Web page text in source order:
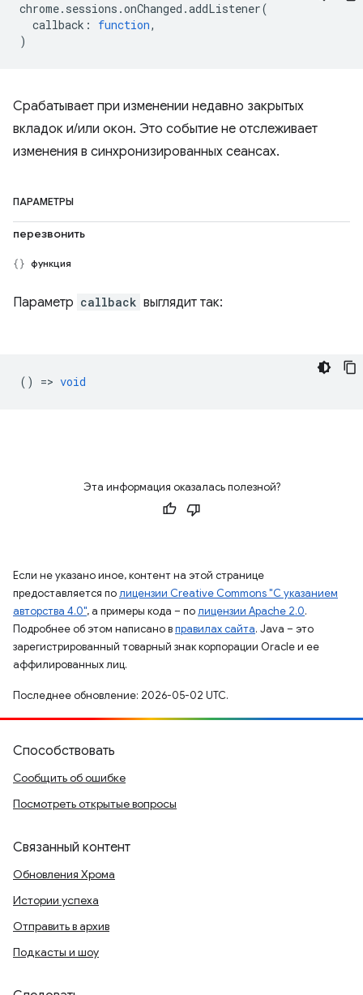
chrome. sessions .onChanged .addListener(
callback : function,
)
Срабатывает при изменении недавно закрытых
вкладок и/или окон. Это событие не отслеживает
изменения в синхронизированных сеансах.
ПАРАМЕТРЫ
перезвонить
функция
Параметр callback выглядит так:
() => void
Эта информация оказалась полезной?
Если не указано иное, контент на этой странице
предоставляется полицензии Creative Commons "С указанием
авторства 4.0", а примеры кода – полицензии Apache 2.0.
Подробнее об этом написано вправилах сайта. Java – это
зарегистрированный товарный знак корпорации Oracle и ее
аффилированных лиц.
Последнее обновление: 2026-05-02 UTC.
Способствовать
Сообщить об ошибке
Посмотреть открытые вопросы
Связанный контент
Обновления Хрома
Истории успеха
Отправить в архив
Подкасты и шоу